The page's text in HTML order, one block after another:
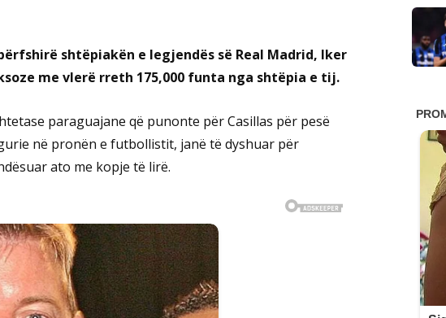
shtëpiakën e legjendës së Real Madrid, Iker
me vlerë rreth 175,000 funta nga shtëpia e tij.
paraguajane që punonte për Casillas për pesë
në pronën e futbollistit, janë të dyshuar për
ato me kopje të lirë.